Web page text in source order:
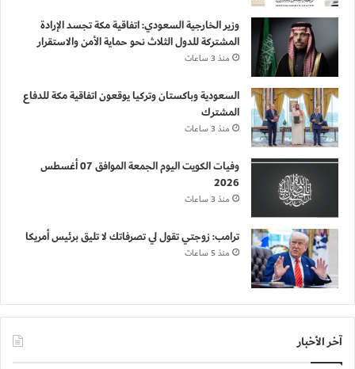
وزير الخارجية السعودي: اتفاقية مكة تجسد الإرادة
المشتركة للدول الثلاث نحو حماية الأمن والاستقرار
منذ 3 ساعات
السعودية وباكستان وتركيا يوقعون اتفاقية مكة للدفاع
المشترك
منذ 3 ساعات
وفيات الكويت اليوم الجمعة الموافق 07 أغسطس
2026
منذ 3 ساعات
ترامب: زوجتي تقول لي تصرفاتك لا تليق برئيس أمريكا
منذ 5 ساعات
آخر الأخبار